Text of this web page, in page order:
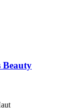
Beauty